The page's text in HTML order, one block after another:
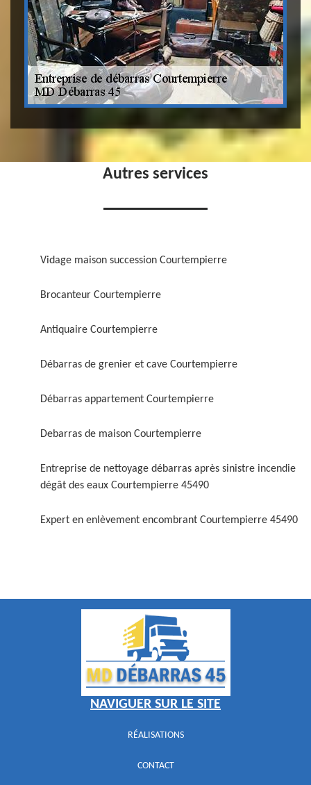
Autres services
Vidage maison succession Courtempierre
Brocanteur Courtempierre
Antiquaire Courtempierre
Débarras de grenier et cave Courtempierre
Débarras appartement Courtempierre
Debarras de maison Courtempierre
Entreprise de nettoyage débarras après sinistre incendie
dégât des eaux Courtempierre 45490
Expert en enlèvement encombrant Courtempierre 45490
NAVIGUER SUR LE SITE
RÉALISATIONS
CONTACT